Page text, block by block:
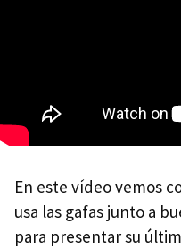
En este vídeo vemos
usa las gafas junto a
para presentar su